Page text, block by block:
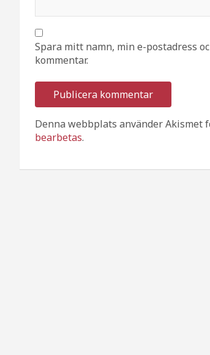
Spara mitt namn, min e-postadress
kommentar.
Denna webbplats använder Akismet
bearbetas.